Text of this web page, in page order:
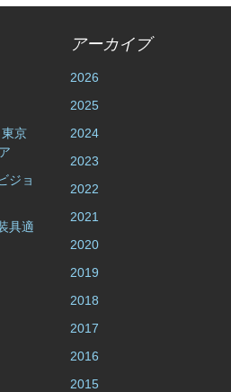
京
ジョ
具適
アーカイブ
2026
2025
2024
2023
2022
2021
2020
2019
2018
2017
2016
2015